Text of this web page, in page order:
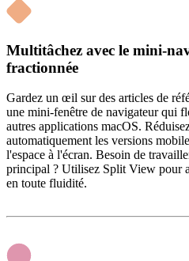
Multitâchez avec le mini-
fractionnée
Gardez un œil sur des articles de
une mini-fenêtre de navigateur qui
autres applications macOS.
automatiquement les versions
l'espace à l'écran. Besoin de
principal ? Utilisez Split View pour
en toute fluidité.